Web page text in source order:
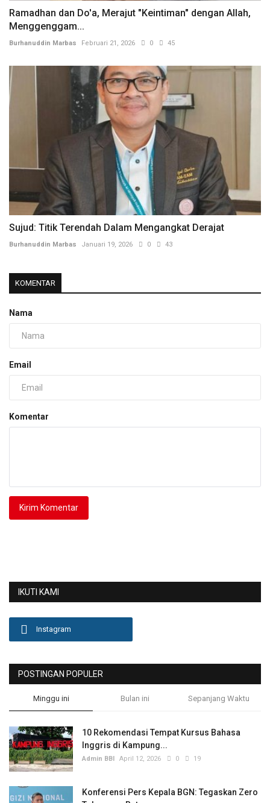
Ramadhan dan Do'a, Merajut "Keintiman" dengan Allah,
Menggenggam...
Burhanuddin Marbas Februari 21, 2026 0 45
Sujud: Titik Terendah Dalam Mengangkat Derajat
Burhanuddin Marbas Januari 19, 2026 0 43
KOMENTAR
Nama
Email
Komentar
Kirim Komentar
IKUTI KAMI
Instagram
POSTINGAN POPULER
Minggu ini Bulan ini Sepanjang Waktu
10 Rekomendasi Tempat Kursus Bahasa
Inggris di Kampung...
Admin BBI April 12, 2026 0 19
Konferensi Pers Kepala BGN: Tegaskan Zero